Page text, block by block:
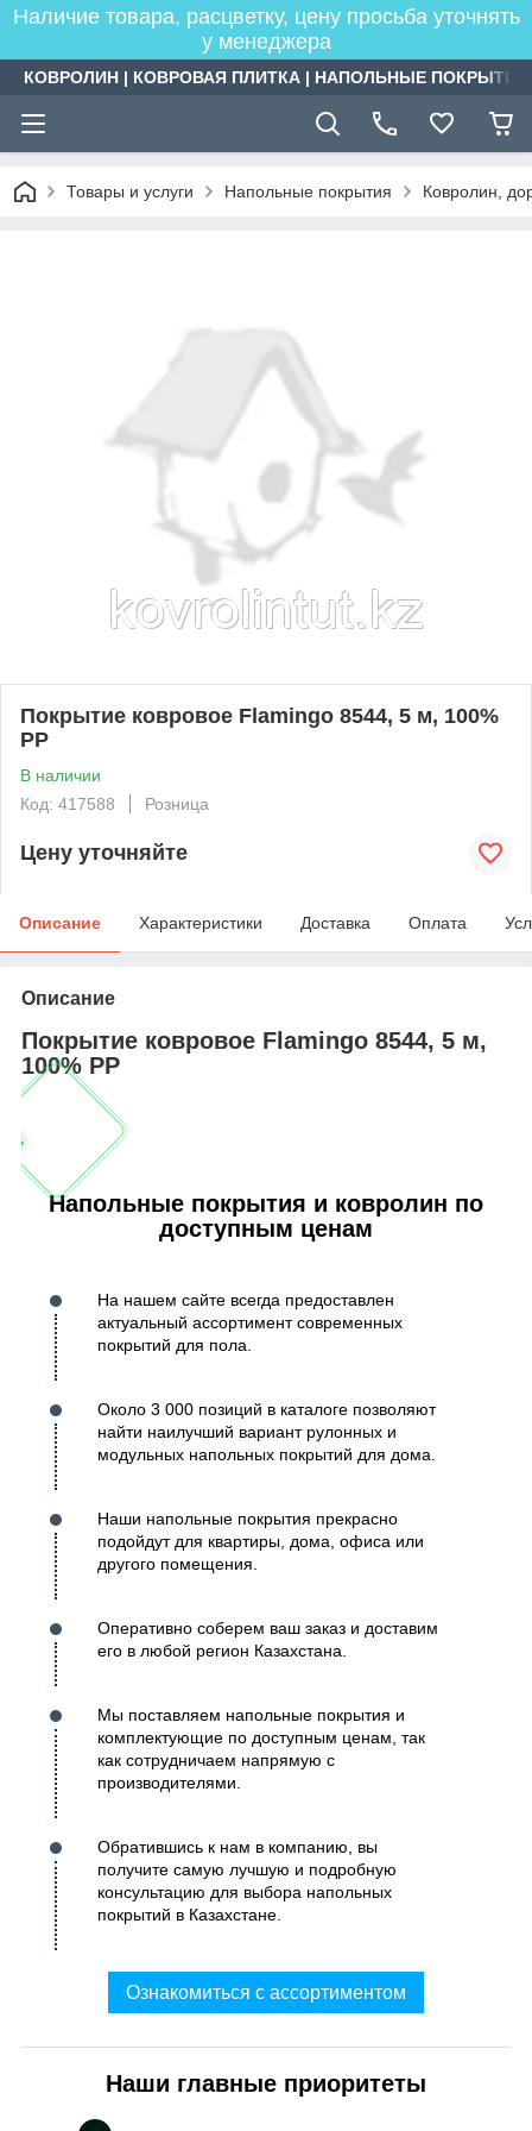
Наличие товара, расцветку, цену просьба уточнять
у менеджера
КОВРОЛИН | КОВРОВАЯ ПЛИТКА | НАПОЛЬНЫЕ
Товары и услуги Напольные покрытия Ковролин,
Покрытие ковровое Flamingo 8544, 5 м, 100%
PP
В наличии
Код: 417588
Розница
Цену уточняйте
Описание Характеристики Доставка Оплата
Описание
Покрытие ковровое Flamingo 8544, 5 м,
100% PP
Напольные покрытия и ковролин по
доступным ценам
На нашем сайте всегда предоставлен
актуальный ассортимент современных
покрытий для пола.
Около 3 000 позиций в каталоге позволяют
найти наилучший вариант рулонных и
модульных напольных покрытий для дома.
Наши напольные покрытия прекрасно
подойдут для квартиры, дома, офиса или
другого помещения.
Оперативно соберем ваш заказ и доставим
его в любой регион Казахстана.
Мы поставляем напольные покрытия и
комплектующие по доступным ценам, так
как сотрудничаем напрямую с
производителями.
Обратившись к нам в компанию, вы
получите самую лучшую и подробную
консультацию для выбора напольных
покрытий в Казахстане.
Ознакомиться с ассортиментом
Наши главные приоритеты